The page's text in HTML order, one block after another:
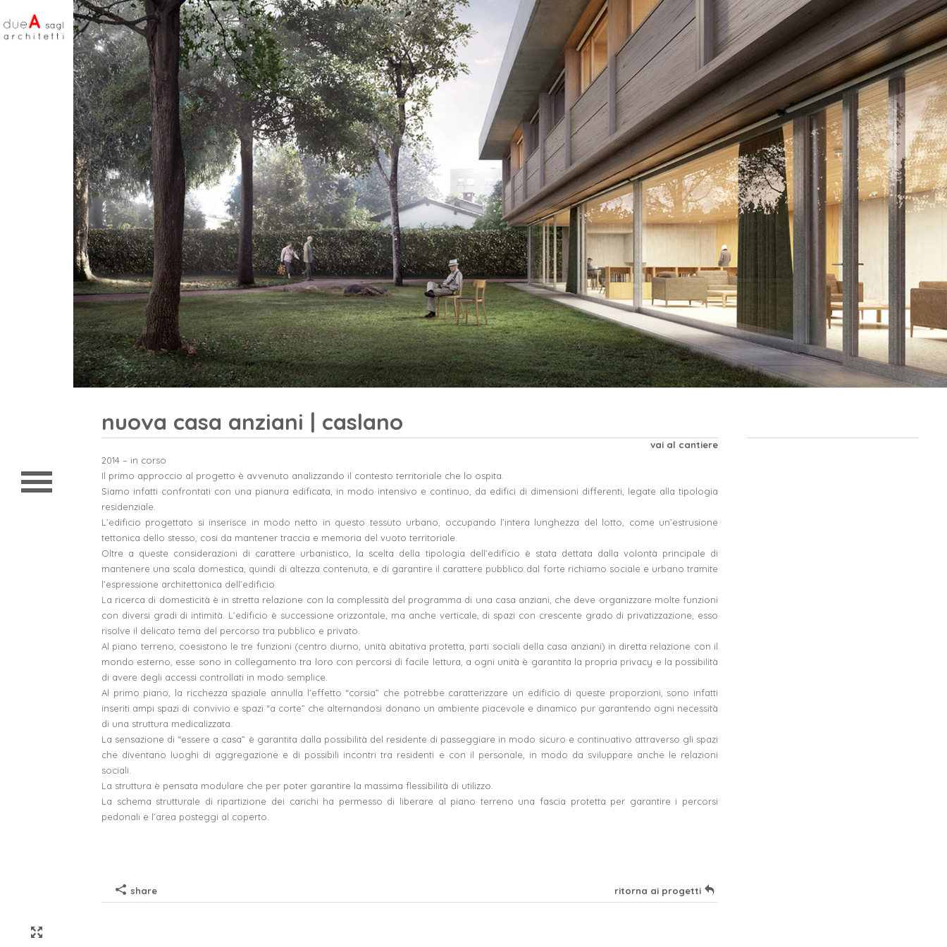
home
chi siamo
progetti
contatto
dueA architetti sagl
studio@duea.ch
nuova casa anziani | caslano
vai al cantiere
2014 – in corso
Il primo approccio al progetto è avvenuto analizzando il contesto territoriale che lo ospita.
Siamo infatti confrontati con una pianura edificata, in modo intensivo e continuo, da edifici di dimensioni differenti, legate alla tipologia
residenziale.
L’edificio progettato si inserisce in modo netto in questo tessuto urbano, occupando l’intera lunghezza del lotto, come un’estrusione
tettonica dello stesso, cosi da mantener traccia e memoria del vuoto territoriale.
Oltre a queste considerazioni di carattere urbanistico, la scelta della tipologia dell’edificio è stata dettata dalla volontà principale di
mantenere una scala domestica, quindi di altezza contenuta, e di garantire il carattere pubblico dal forte richiamo sociale e urbano tramite
l’espressione architettonica dell’edificio.
La ricerca di domesticità è in stretta relazione con la complessità del programma di una casa anziani, che deve organizzare molte funzioni
con diversi gradi di intimità. L’edificio è successione orizzontale, ma anche verticale, di spazi con crescente grado di privatizzazione, esso
risolve il delicato tema del percorso tra pubblico e privato.
Al piano terreno, coesistono le tre funzioni (centro diurno, unità abitativa protetta, parti sociali della casa anziani) in diretta relazione con il
mondo esterno, esse sono in collegamento tra loro con percorsi di facile lettura, a ogni unità è garantita la propria privacy e la possibilità
di avere degli accessi controllati in modo semplice.
Al primo piano, la ricchezza spaziale annulla l’effetto “corsia” che potrebbe caratterizzare un edificio di queste proporzioni, sono infatti
inseriti ampi spazi di convivio e spazi “a corte” che alternandosi donano un ambiente piacevole e dinamico pur garantendo ogni necessità
di una struttura medicalizzata.
La sensazione di “essere a casa” è garantita dalla possibilità del residente di passeggiare in modo sicuro e continuativo attraverso gli spazi
che diventano luoghi di aggregazione e di possibili incontri tra residenti e con il personale, in modo da sviluppare anche le relazioni
sociali.
La struttura è pensata modulare che per poter garantire la massima flessibilità di utilizzo.
La schema strutturale di ripartizione dei carichi ha permesso di liberare al piano terreno una fascia protetta per garantire i percorsi
pedonali e l’area posteggi al coperto.
share ritorna ai progetti